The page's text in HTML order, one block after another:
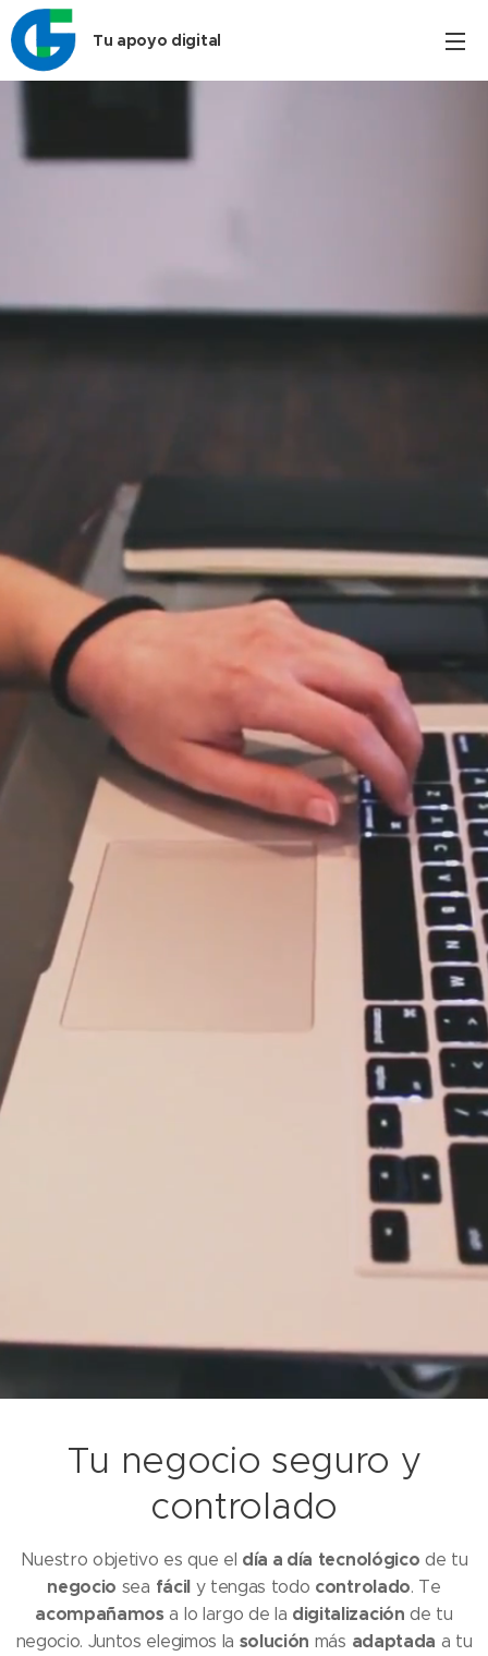
Tu apoyo digital
Tu negocio seguro y
controlado
Nuestro objetivo es que el día a día tecnológico de tu
negocio sea fácily tengas todo controlado. Te
acompañamosa lo largo de la digitalización de tu
negocio. Juntos elegimos la solución más adaptada a tu